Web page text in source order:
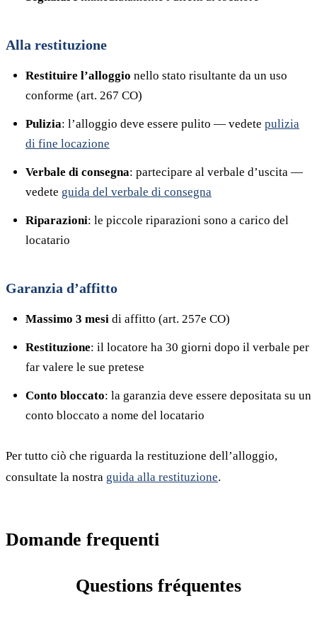
Alla restituzione
Restituire l’alloggio nello stato risultante da un uso
conforme (art. 267 CO)
Pulizia: l’alloggio deve essere pulito — vedete pulizia
di fine locazione
Verbale di consegna: partecipare al verbale d’uscita —
vedete guida del verbale di consegna
Riparazioni: le piccole riparazioni sono a carico del
locatario
Garanzia d’affitto
Massimo 3 mesi di affitto (art. 257e CO)
Restituzione: il locatore ha 30 giorni dopo il verbale per
far valere le sue pretese
Conto bloccato: la garanzia deve essere depositata su un
conto bloccato a nome del locatario
Per tutto ciò che riguarda la restituzione dell’alloggio,
consultate la nostra guida alla restituzione.
Domande frequenti
Questions fréquentes